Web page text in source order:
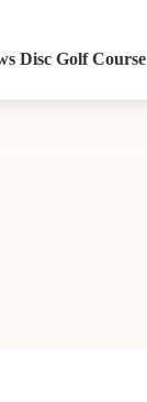
Disc Golf Course